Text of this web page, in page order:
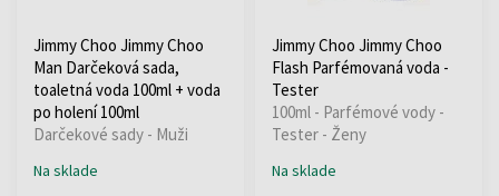
Jimmy Choo Jimmy Choo
Man Darčeková sada,
toaletná voda 100ml + voda
po holení 100ml
Darčekové sady - Muži
Na sklade
Jimmy Choo Jimmy Choo
Flash Parfémovaná voda -
Tester
100ml - Parfémové vody -
Tester - Ženy
Na sklade